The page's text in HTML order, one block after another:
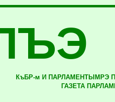
КъБР-м И ПАРЛАМЕНТЫМРЭ
ГАЗЕТА